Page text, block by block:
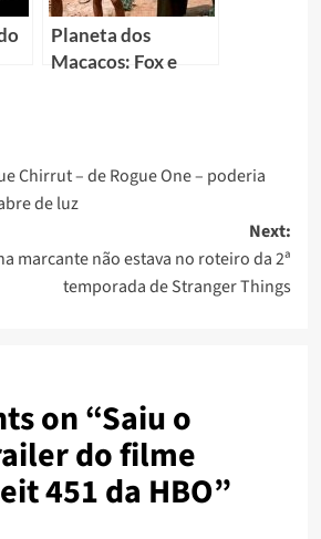
Planeta dos
Macacos: Fox e
Chirrut – de Rogue One – poderia
de luz
Next:
marcante não estava no roteiro da 2ª
temporada de Stranger Things
on “Saiu o
do filme
451 da HBO”